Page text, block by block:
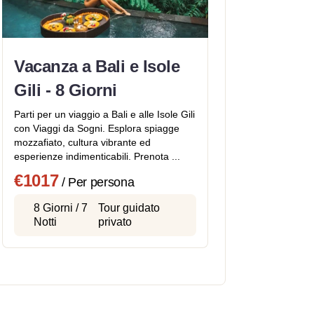
Vacanza a Bali e Isole
Gili - 8 Giorni
Parti per un viaggio a Bali e alle Isole Gili
con Viaggi da Sogni. Esplora spiagge
mozzafiato, cultura vibrante ed
esperienze indimenticabili. Prenota ...
€1017 / Per persona
8 Giorni / 7
Notti
Tour guidato
privato